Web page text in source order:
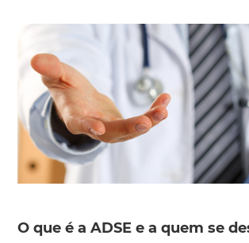
O que é a ADSE e a quem se